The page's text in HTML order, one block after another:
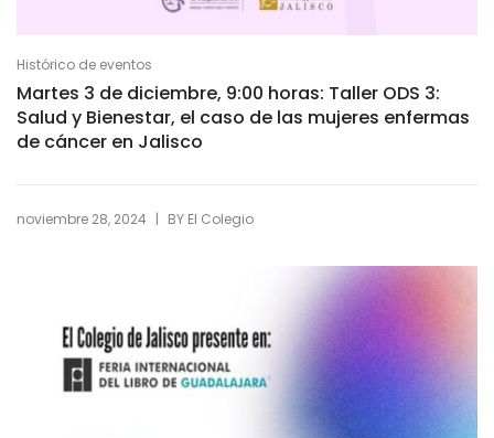
Histórico de eventos
Martes 3 de diciembre, 9:00 horas: Taller ODS 3:
Salud y Bienestar, el caso de las mujeres enfermas
de cáncer en Jalisco
noviembre 28, 2024 | BY El Colegio